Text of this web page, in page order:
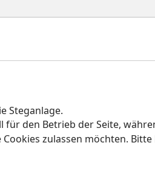
Steganlage.
den Betrieb der Seite,
zulassen möchten.